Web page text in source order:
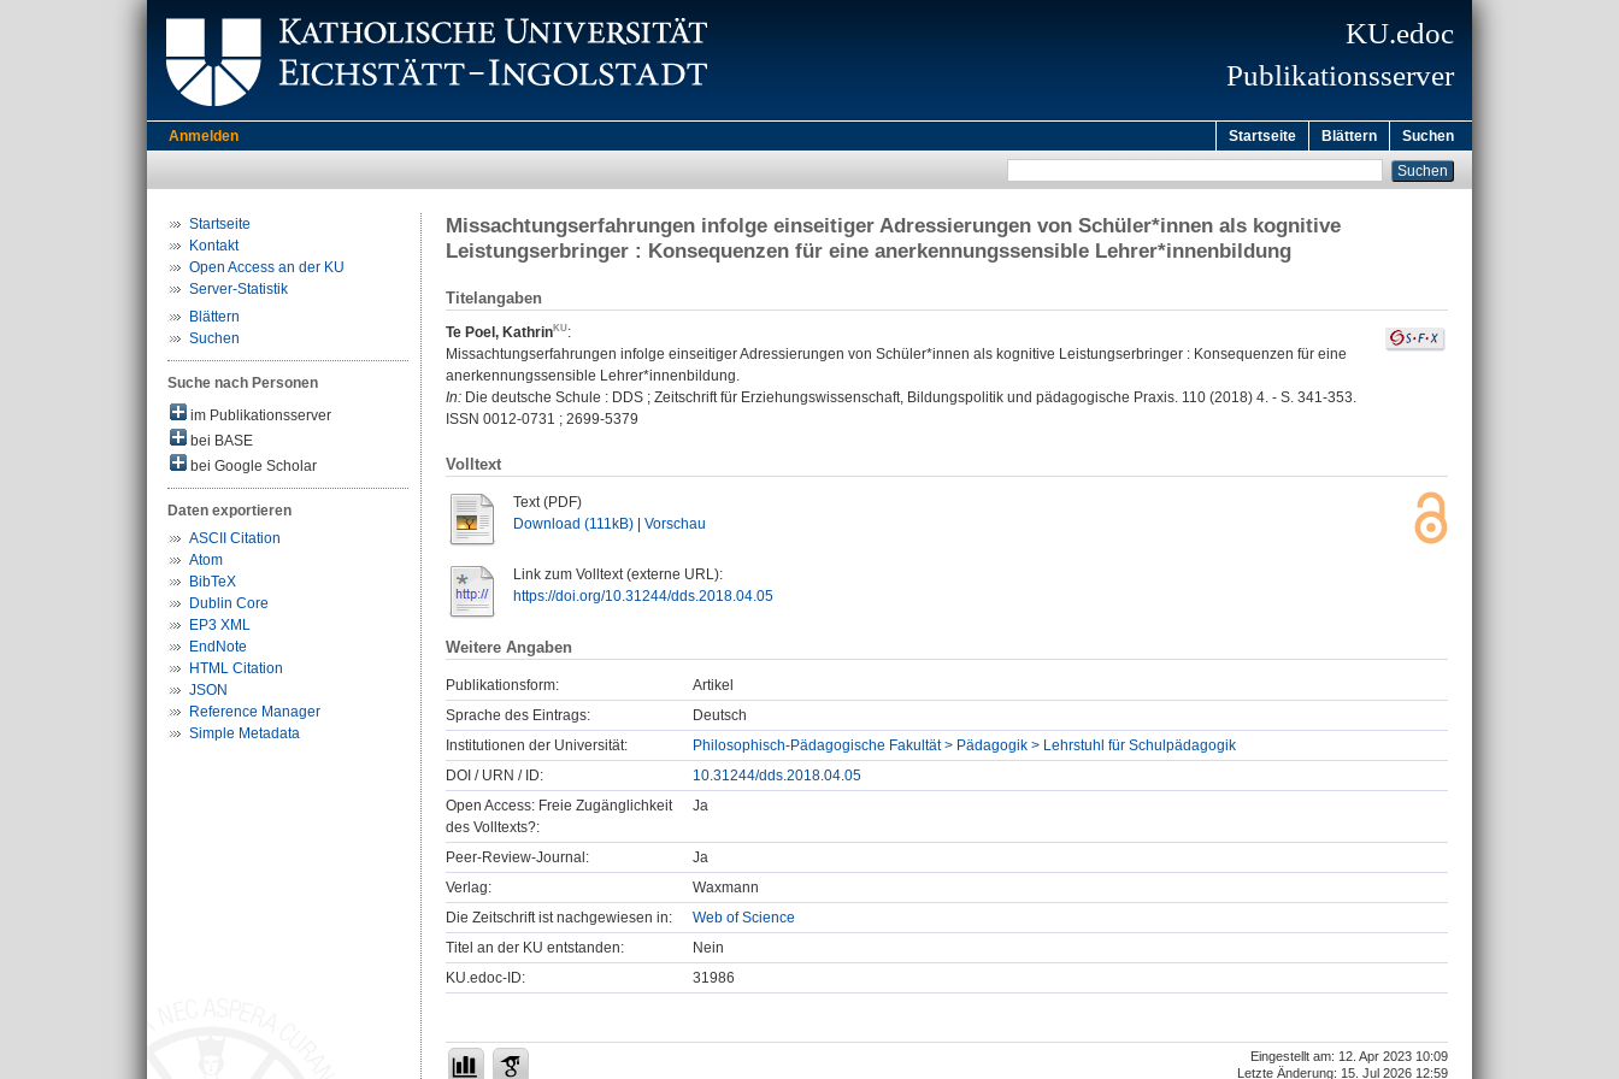
KU.edoc
Publikationsserver
Anmelden Startseite Blättern Suchen
Startseite
Kontakt
Open Access an der KU
Server-Statistik
Blättern
Suchen
Suche nach Personen
im Publikationsserver
bei BASE
bei Google Scholar
Daten exportieren
ASCII Citation
Atom
BibTeX
Dublin Core
EP3 XML
EndNote
HTML Citation
JSON
Reference Manager
Simple Metadata
Missachtungserfahrungen infolge einseitiger Adressierungen von Schüler*innen als kognitive
Leistungserbringer : Konsequenzen für eine anerkennungssensible Lehrer*innenbildung
Titelangaben
Te Poel, Kathrin
:
Missachtungserfahrungen infolge einseitiger Adressierungen von Schüler*innen als kognitive Leistungserbringer : Konsequenzen für eine
anerkennungssensible Lehrer*innenbildung.
In: Die deutsche Schule : DDS ; Zeitschrift für Erziehungswissenschaft, Bildungspolitik und pädagogische Praxis. 110 (2018) 4. - S. 341-353.
ISSN 0012-0731 ; 2699-5379
Volltext
Text (PDF)
Download (111kB)
Vorschau
Link zum Volltext (externe URL):
https://doi.org/10.31244/dds.2018.04.05
Weitere Angaben
Publikationsform:
Artikel
Sprache des Eintrags:
Deutsch
Institutionen der Universität:
Philosophisch-Pädagogische Fakultät > Pädagogik > Lehrstuhl für Schulpädagogik
DOI / URN / ID:
10.31244/dds.2018.04.05
Open Access: Freie Zugänglichkeit
des Volltexts?:
Ja
Peer-Review-Journal:
Ja
Verlag:
Waxmann
Die Zeitschrift ist nachgewiesen in:
Web of Science
Titel an der KU entstanden:
Nein
KU.edoc-ID:
31986
Eingestellt am: 12. Apr 2023 10:09
Letzte Änderung: 15. Jul 2026 12:59